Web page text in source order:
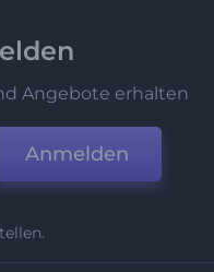
Angebote erhalten
Anmelden